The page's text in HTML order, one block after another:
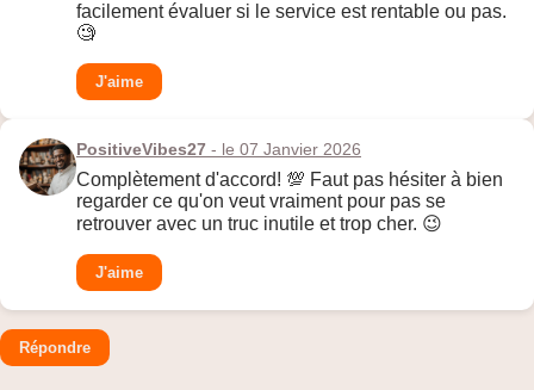
facilement évaluer si le service est rentable ou pas.
🧐
J'aime
PositiveVibes27 - le 07 Janvier 2026
Complètement d'accord! 💯 Faut pas hésiter à bien
regarder ce qu'on veut vraiment pour pas se
retrouver avec un truc inutile et trop cher. 😉
J'aime
Répondre